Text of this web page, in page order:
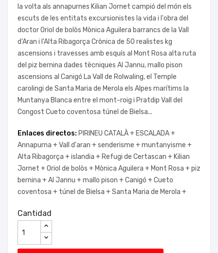
la volta als annapurnes Kilian Jornet campió del món els
escuts de les entitats excursionistes la vida i l'obra del
doctor Oriol de bolòs Mònica Aguilera barrancs de la Vall
d'Aran i l'Alta Ribagorça Crònica de 50 realistes kg
ascensions i travesses amb esquís al Mont Rosa alta ruta
del piz bernina dades tècniques Al Jannu, mallo pison
ascensions al Canigó La Vall de Rolwaling, el Temple
carolingi de Santa Maria de Merola els Alpes marítims la
Muntanya Blanca entre el mont-roig i Pratdip Vall del
Congost Cueto coventosa túnel de Bielsa...
Enlaces directos: PIRINEU CATALÀ + ESCALADA +
Annapurna +Vall d'aran +senderisme +muntanyisme +
Alta Ribagorça +islandia + Refugi de Certascan + Kilian
Jornet +Oriol de bolòs + Mònica Aguilera + Mont Rosa +piz
bernina +Al Jannu +mallo pison +Canigó +Cueto
coventosa + túnel de Bielsa +Santa Maria de Merola +
Cantidad